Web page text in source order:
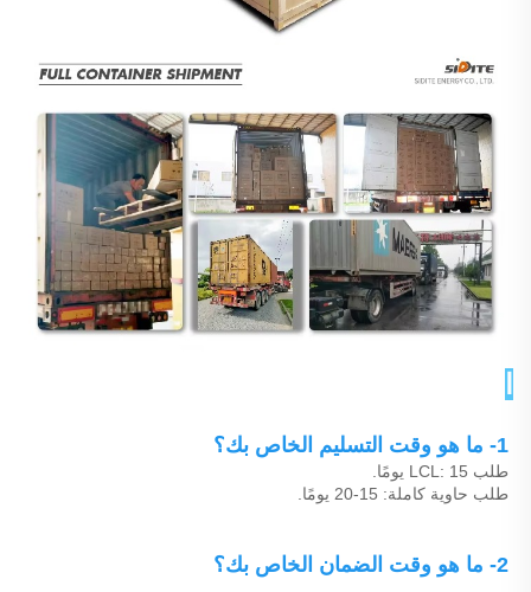
1- ما هو وقت التسليم الخاص بك؟
طلب LCL: 15 يومًا.
طلب حاوية كاملة: 15-20 يومًا.
2- ما هو وقت الضمان الخاص بك؟